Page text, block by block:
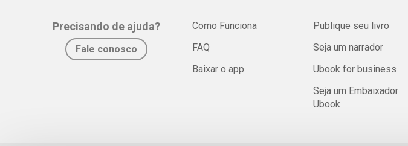
Precisando de ajuda?
Fale conosco
Como Funciona
FAQ
Baixar o app
Publique seu livro
Seja um narrador
Ubook for business
Seja um Embaixador
Ubook